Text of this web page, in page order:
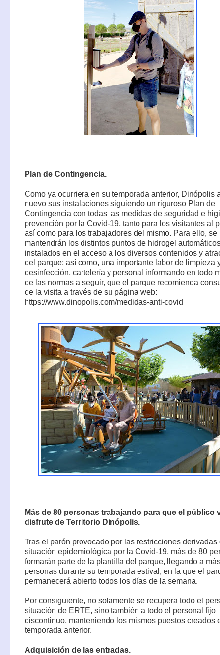
Plan de Contingencia.
Como ya ocurriera en su temporada anterior, Dinópolis
nuevo sus instalaciones siguiendo un riguroso Plan de
Contingencia con todas las medidas de seguridad e
prevención por la Covid-19, tanto para los visitantes al
así como para los trabajadores del mismo. Para ello, se
mantendrán los distintos puntos de hidrogel automáticos
instalados en el acceso a los diversos contenidos y
del parque; así como, una importante labor de limpieza
desinfección, cartelería y personal informando en todo
de las normas a seguir, que el parque recomienda
de la visita a través de su página web:
https://www.dinopolis.com/medidas-anti-covid
Más de 80 personas trabajando para que el público
disfrute de Territorio Dinópolis.
Tras el parón provocado por las restricciones derivadas
situación epidemiológica por la Covid-19, más de 80
formarán parte de la plantilla del parque, llegando a
personas durante su temporada estival, en la que el
permanecerá abierto todos los días de la semana.
Por consiguiente, no solamente se recupera todo el
situación de ERTE, sino también a todo el personal fijo
discontinuo, manteniendo los mismos puestos creados
temporada anterior.
Adquisición de las entradas.